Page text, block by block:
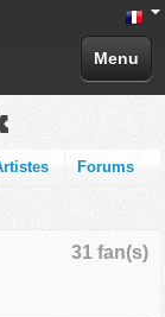
Menu
Forums
31 fan(s)